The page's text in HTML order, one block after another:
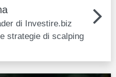
di Investire.biz
strategie di scalping